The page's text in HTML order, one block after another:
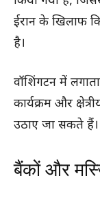
ईरान के खिलाफ
है।
वॉशिंगटन में
कार्यक्रम और
उठाए जा सकते हैं।
बैंकों और